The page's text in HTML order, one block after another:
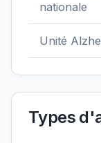
nationale
Unité
Types